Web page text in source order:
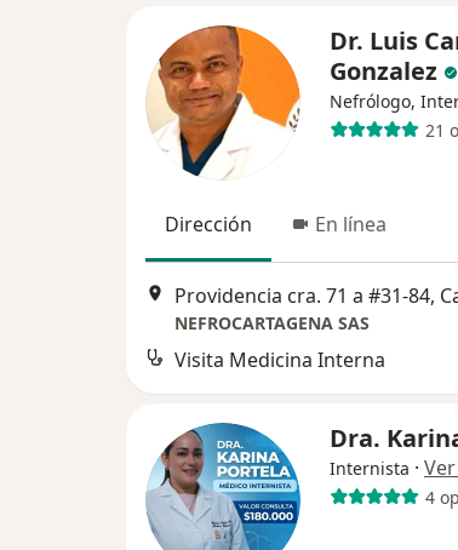
Dr. Luis
Gonzalez
Nefrólogo,
21
Dirección En línea
Providencia cra. 71 a #31-84,
NEFROCARTAGENA SAS
Visita Medicina Interna
Dra.
Internista ·
4